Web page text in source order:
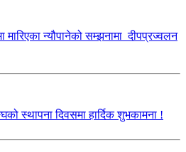
मारिएका न्यौपानेको सम्झनामा दीपप्रज्वलन
स्थापना दिवसमा हार्दिक शुभकामना !